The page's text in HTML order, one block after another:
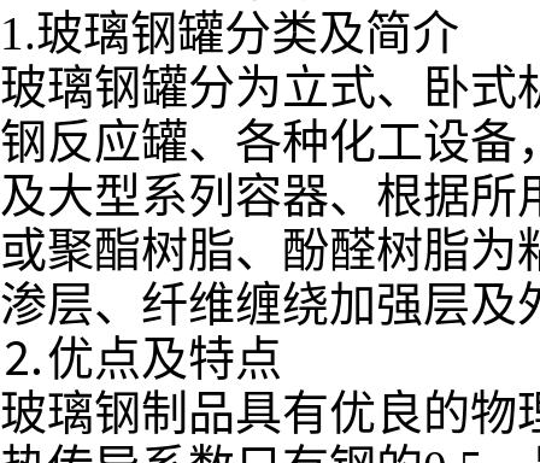
1.玻璃钢罐分类及简介
玻璃钢罐分为立式、卧式
钢反应罐、各种化工设备
及大型系列容器、根据
或聚酯树脂、酚醛树脂
渗层、纤维缠绕加强层及
⒉优点及特点
玻璃钢制品具有优良的物